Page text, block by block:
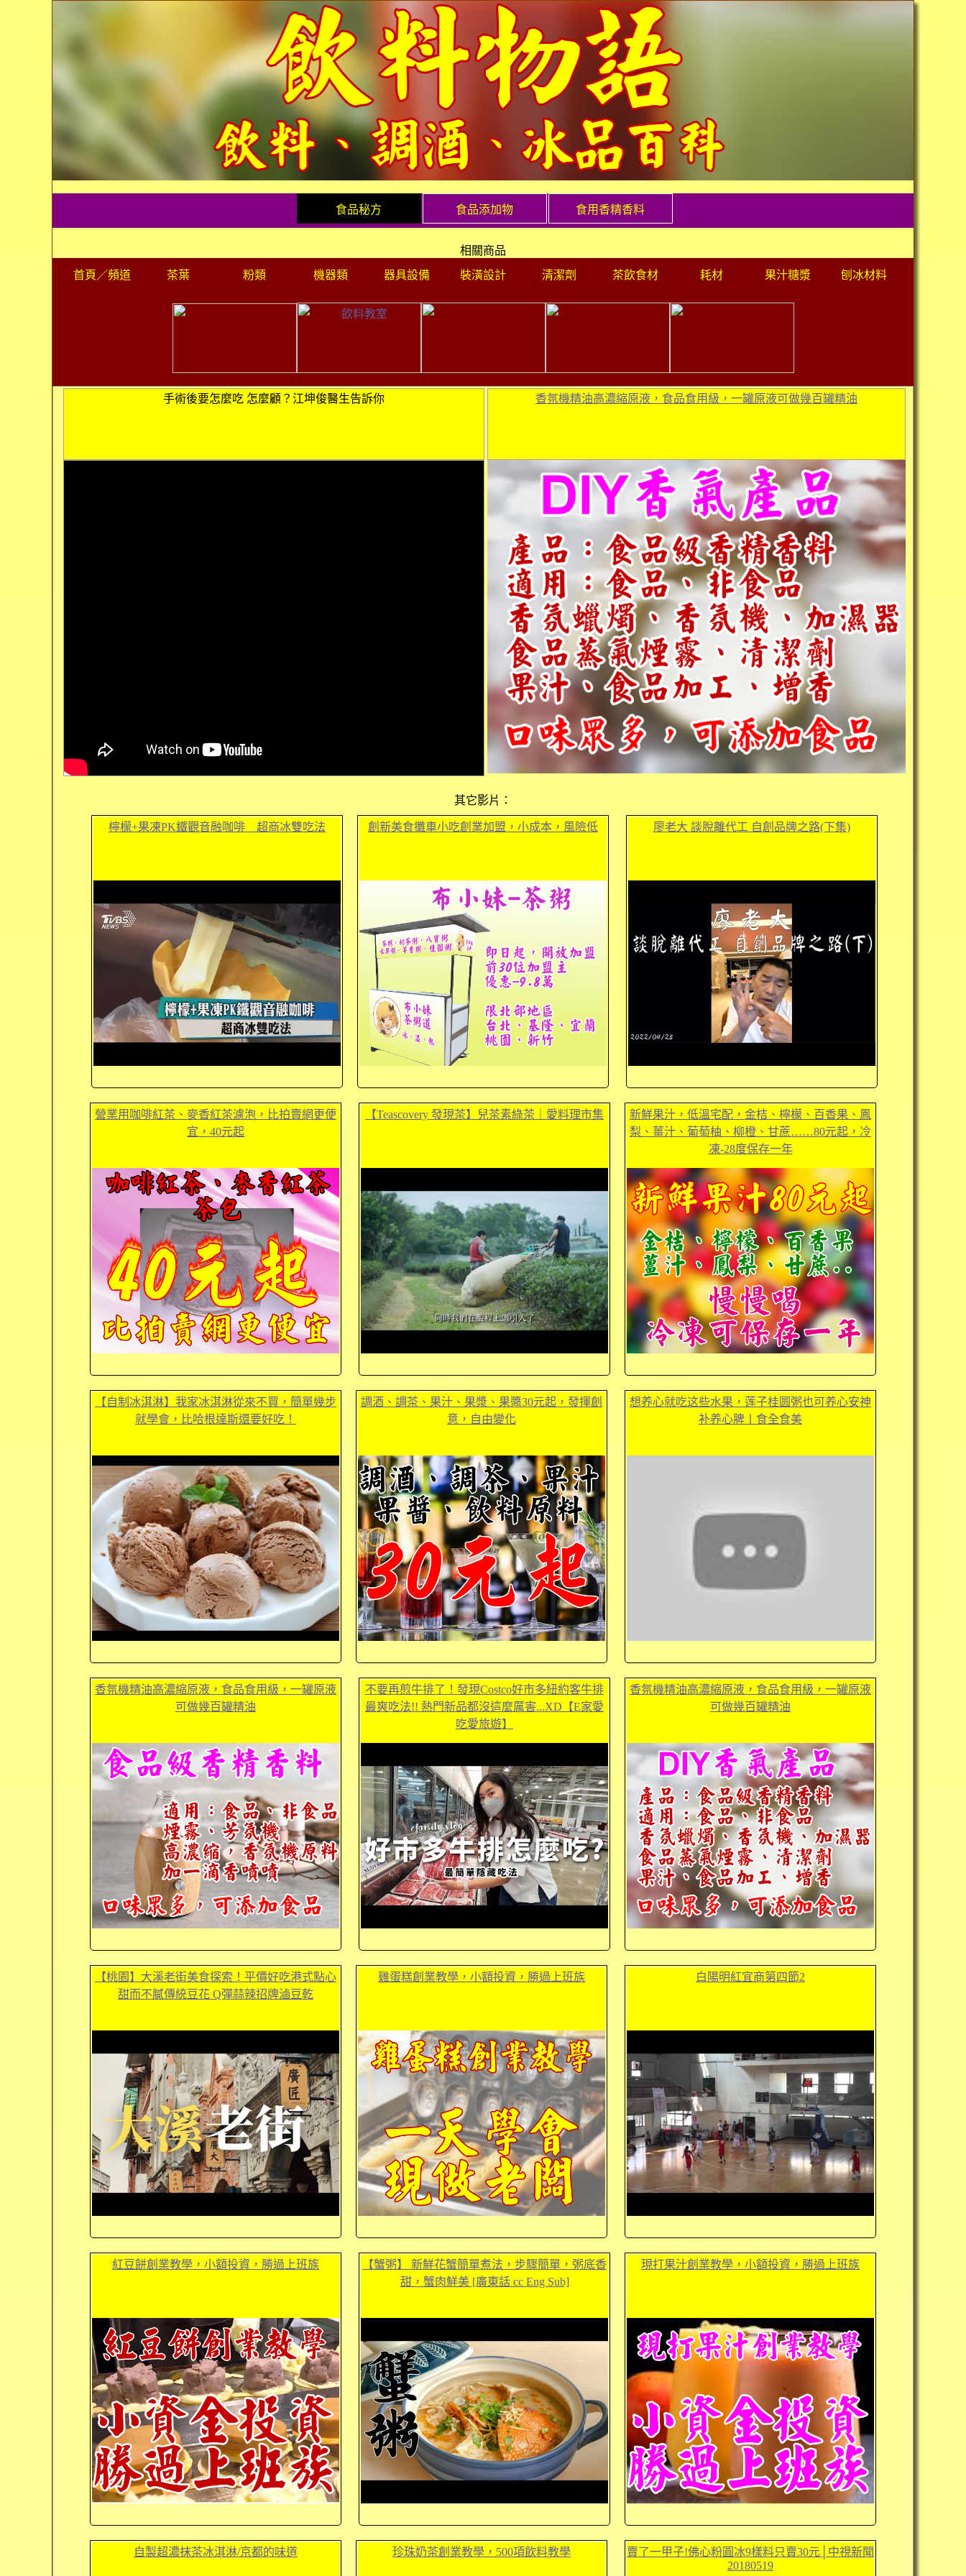
食品秘方 食品添加物 食用香精香料
相關商品
首頁 ／頻道 茶葉 粉類 機器類 器具設備 裝潢設計 清潔劑 茶飲食材 耗材 果汁糖漿 刨冰材料
手術後要怎麼吃 怎麼顧？江坤俊醫生告訴你 香氛機精油高濃縮原液，食品食用級，一罐原液可做幾百罐精油
其它影片：
檸檬+果凍PK鐵觀音融咖啡 超商冰雙吃法 創新美食攤車小吃創業加盟，小成本，風險低 廖老大 談脫離代工 自創品牌之路(下集)
營業用咖啡紅茶、麥香紅茶濾泡，比拍賣網更便
宜，40元起
【Teascovery 發現茶】兒茶素綠茶｜愛料理市集
新鮮果汁，低溫宅配，金桔、檸檬、百香果、鳳
梨、薑汁、葡萄柚、柳橙、甘蔗……80元起，冷
凍-28度保存一年
【自制冰淇淋】我家冰淇淋從來不買，簡單幾步
就學會，比哈根達斯還要好吃！
調酒、調茶、果汁、果漿、果醬30元起，發揮創
意，自由變化
想养心就吃这些水果，莲子桂圆粥也可养心安神
补养心脾丨食全食美
香氛機精油高濃縮原液，食品食用級，一罐原液
可做幾百罐精油
不要再煎牛排了！發現Costco好市多紐約客牛排
最爽吃法!! 熱門新品都沒這麼厲害...XD【E家愛
吃愛旅遊】
香氛機精油高濃縮原液，食品食用級，一罐原液
可做幾百罐精油
【桃園】大溪老街美食探索！平價好吃港式點心
甜而不膩傳統豆花 Q彈蒜辣招牌滷豆乾
雞蛋糕創業教學，小額投資，勝過上班族 白陽明紅宜商第四節2
紅豆餅創業教學，小額投資，勝過上班族
【蟹粥】 新鮮花蟹簡單煮法，步驟簡單，粥底香
甜，蟹肉鮮美 [廣東話 cc Eng Sub]
現打果汁創業教學，小額投資，勝過上班族
自製超濃抹茶冰淇淋/京都的味道 珍珠奶茶創業教學，500項飲料教學
賣了一甲子!佛心粉圓冰9樣料只賣30元│中視新聞
20180519